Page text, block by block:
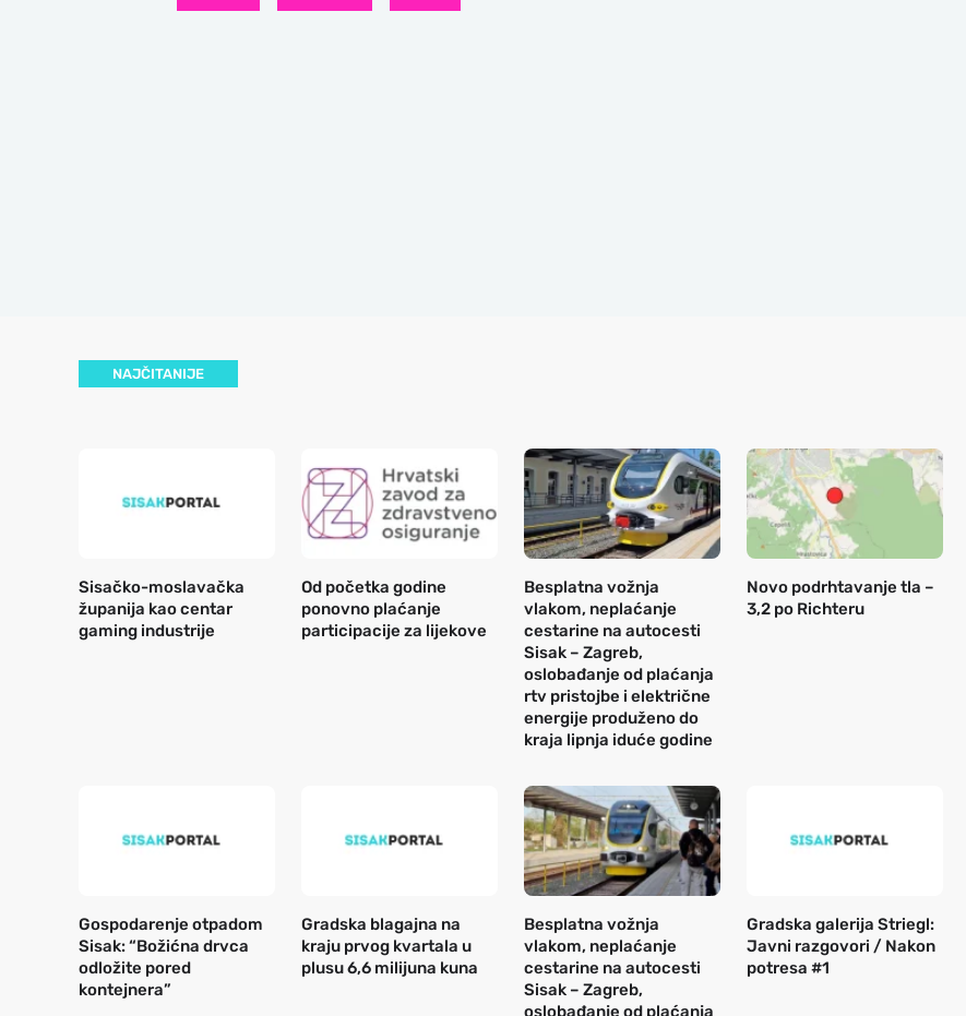
NAJČITANIJE
Sisačko-moslavačka
županija kao centar
gaming industrije
Od početka godine
ponovno plaćanje
participacije za lijekove
Besplatna vožnja
vlakom, neplaćanje
cestarine na autocesti
Sisak – Zagreb,
oslobađanje od plaćanja
rtv pristojbe i električne
energije produženo do
kraja lipnja iduće godine
Novo podrhtavanje tla –
3,2 po Richteru
Gospodarenje otpadom
Sisak: “Božićna drvca
odložite pored
kontejnera”
Gradska blagajna na
kraju prvog kvartala u
plusu 6,6 milijuna kuna
Besplatna vožnja
vlakom, neplaćanje
cestarine na autocesti
Sisak – Zagreb,
oslobađanje od plaćanja
Gradska galerija Striegl:
Javni razgovori / Nakon
potresa #1